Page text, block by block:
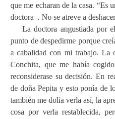
que me echaran de la casa. “Es
doctora–. No se atreve a
La doctora angustiada por
punto de despedirme porque
a cabalidad con mi trabajo. La
Conchita, que me había
reconsiderase su decisión. En
de doña Pepita y esto ponía de
también me dolía verla así, la
cosa por verla restablecida,